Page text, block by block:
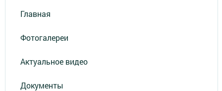
Главная
Фотогалереи
Актуальное видео
Документы